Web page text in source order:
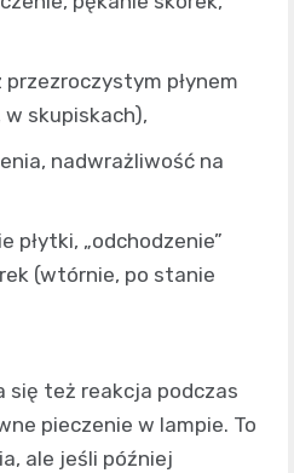
przezroczystym płynem
w skupiskach),
nadwrażliwość na
płytki, „odchodzenie”
(wtórnie, po stanie
się też reakcja podczas
pieczenie w lampie. To
ale jeśli później